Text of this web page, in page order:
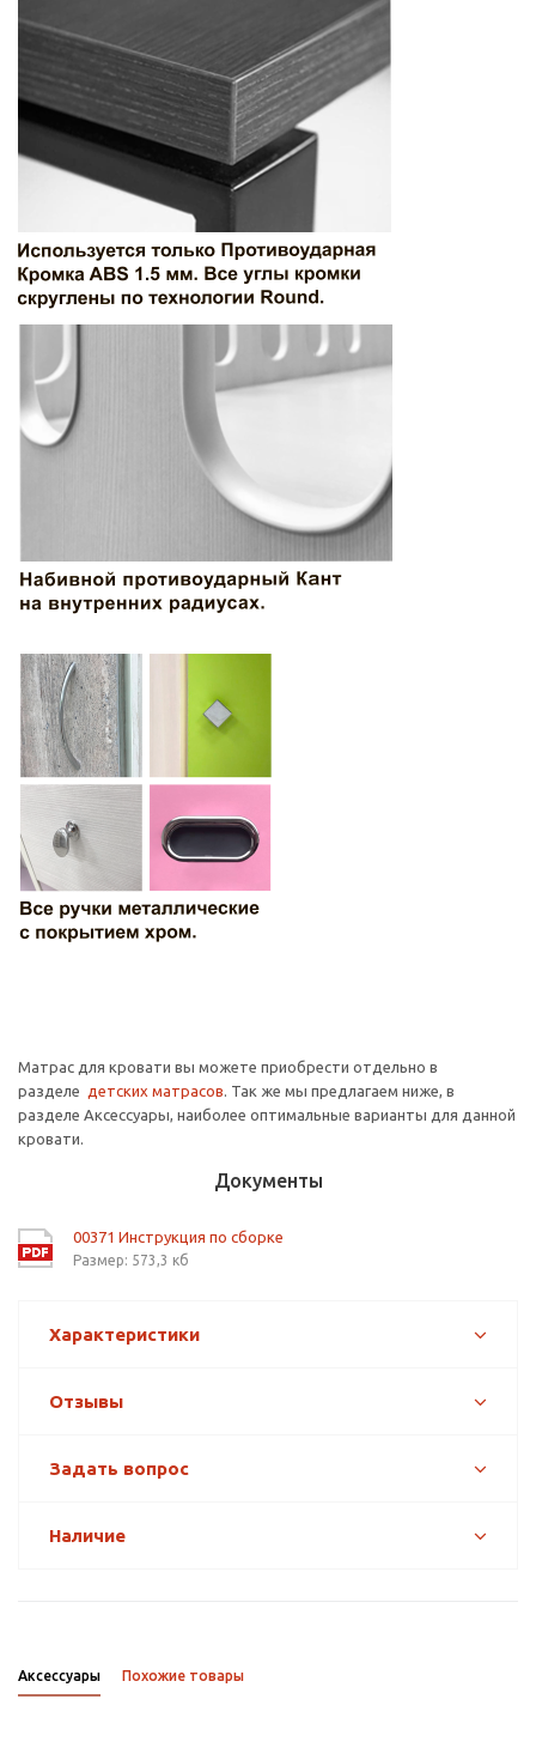
Матрас для кровати вы можете приобрести отдельно в
разделе детских матрасов. Так же мы предлагаем ниже, в
разделе Аксессуары, наиболее оптимальные варианты для данной
кровати.
Документы
00371 Инструкция по сборке
Размер: 573,3 кб
Характеристики
Отзывы
Задать вопрос
Наличие
Аксессуары Похожие товары